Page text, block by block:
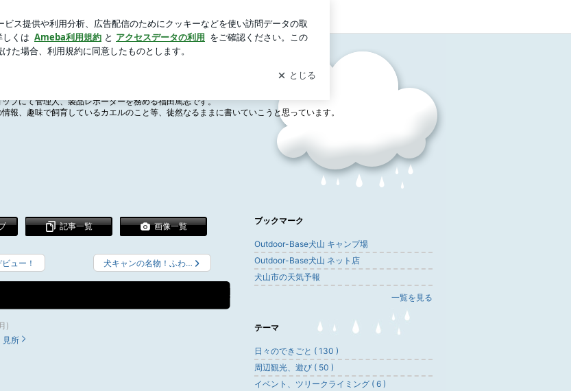
ログイン
プにて管理人、製品レポーターを務める福田篤志です。
報、趣味で飼育しているカエルのこと等、徒然なるままに書いていこうと思っています。
記事一覧 画像一覧
ュー！ 犬キャンの名物！ふわ…
)
見所
ブックマーク
Outdoor-Base犬山 キャンプ場
Outdoor-Base犬山 ネット店
犬山市の天気予報
一覧を見る
テーマ
日々のできごと ( 130 )
周辺観光、遊び ( 50 )
イベント、ツリークライミング ( 6 )